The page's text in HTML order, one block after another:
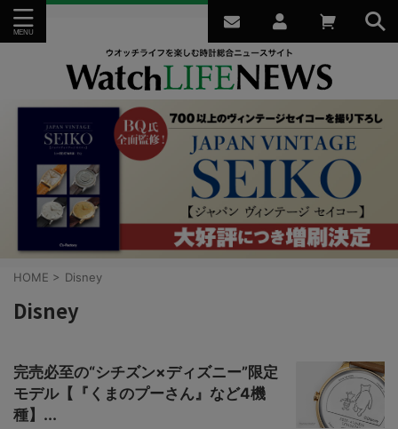
HOME > Disney
Disney
完売必至の“シチズン×ディズニー”限定
モデル【『くまのプーさん』など4機
種】...